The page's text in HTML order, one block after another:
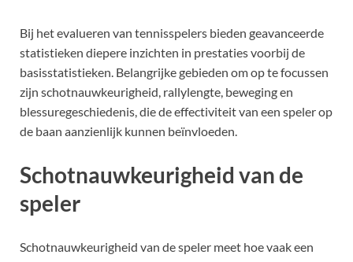
Bij het evalueren van tennisspelers bieden geavanceerde
statistieken diepere inzichten in prestaties voorbij de
basisstatistieken. Belangrijke gebieden om op te focussen
zijn schotnauwkeurigheid, rallylengte, beweging en
blessuregeschiedenis, die de effectiviteit van een speler op
de baan aanzienlijk kunnen beïnvloeden.
Schotnauwkeurigheid van de
speler
Schotnauwkeurigheid van de speler meet hoe vaak een